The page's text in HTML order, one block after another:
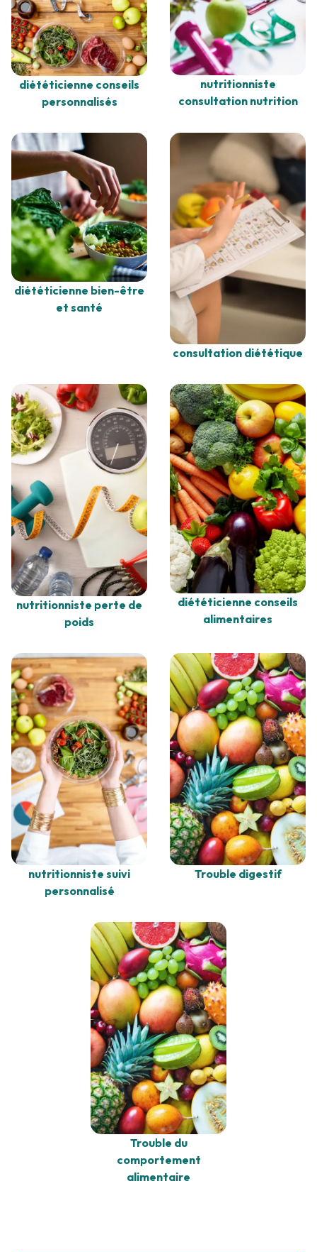
diététicienne conseils
personnalisés
nutritionniste
consultation nutrition
diététicienne bien-être
et santé
consultation diététique
nutritionniste perte de
poids
diététicienne conseils
alimentaires
nutritionniste suivi
personnalisé
Trouble digestif
Trouble du
comportement
alimentaire